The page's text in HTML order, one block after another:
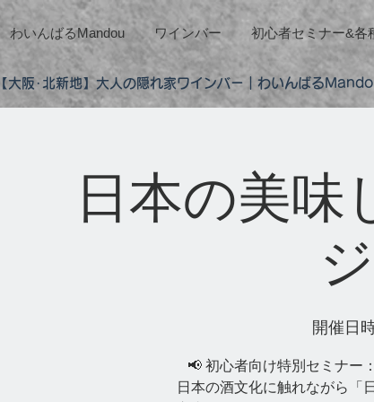
わいんばるMandou ワインバー 初心者セミナー&各
【大阪･北新地】大人の隠れ家ワインバー｜わいんばる
日本の美味
開催日
📢 初心者向け特別セミナー
日本の酒文化に触れながら「